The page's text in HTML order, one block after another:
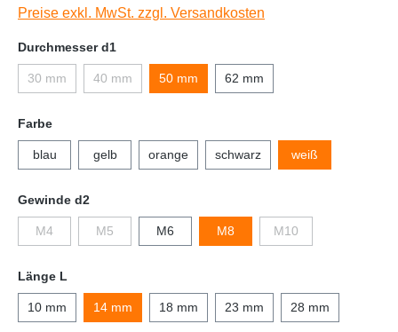
Preise exkl. MwSt. zzgl. Versandkosten
Durchmesser d1
30 mm 40 mm 50 mm 62 mm
Farbe
blau gelb orange schwarz weiß
Gewinde d2
M4 M5 M6 M8 M10
Länge L
10 mm 14 mm 18 mm 23 mm 28 mm